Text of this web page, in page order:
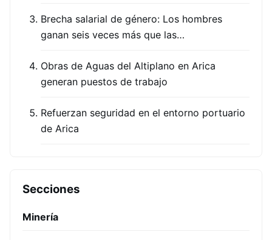
Brecha salarial de género: Los hombres
ganan seis veces más que las…
Obras de Aguas del Altiplano en Arica
generan puestos de trabajo
Refuerzan seguridad en el entorno portuario
de Arica
Secciones
Minería